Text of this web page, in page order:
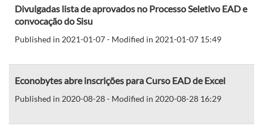
Divulgadas lista de aprovados no Processo Seletivo EAD e
convocação do Sisu
Published in 2021-01-07 - Modified in 2021-01-07 15:49
Econobytes abre inscrições para Curso EAD de Excel
Published in 2020-08-28 - Modified in 2020-08-28 16:29